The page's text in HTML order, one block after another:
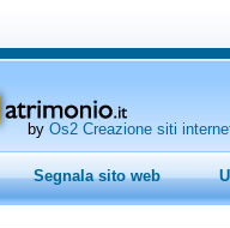
by Os2 Creazione siti
Segnala sito web